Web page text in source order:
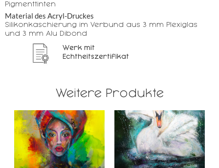
Pigmenttinten
Material des Acryl-Druckes
Silikonkaschierung im Verbund aus 3 mm Plexiglas
und 3 mm Alu Dibond
Werk mit
Echtheitszertifikat
Weitere Produkte